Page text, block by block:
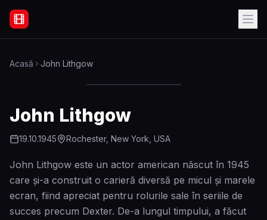
Filme Online Subtitrate - Acasă
Acasă John Lithgow
John Lithgow
19.10.1945 Rochester, New York, USA
John Lithgow este un actor american născut în 1945
care și-a construit o carieră diversă pe micul și marele
ecran, fiind apreciat pentru rolurile sale în seriile de
succes precum Dexter. De-a lungul timpului, a făcut